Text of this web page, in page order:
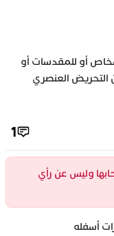
أو للمقدسات أو
التحريض العنصري
1
وليس عن رأي
أسفله